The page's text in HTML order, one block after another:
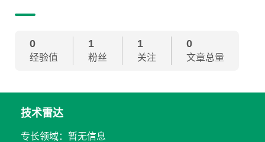
0
经验值
1
粉丝
1
关注
0
文章总量
技术雷达
专长领域：暂无信息